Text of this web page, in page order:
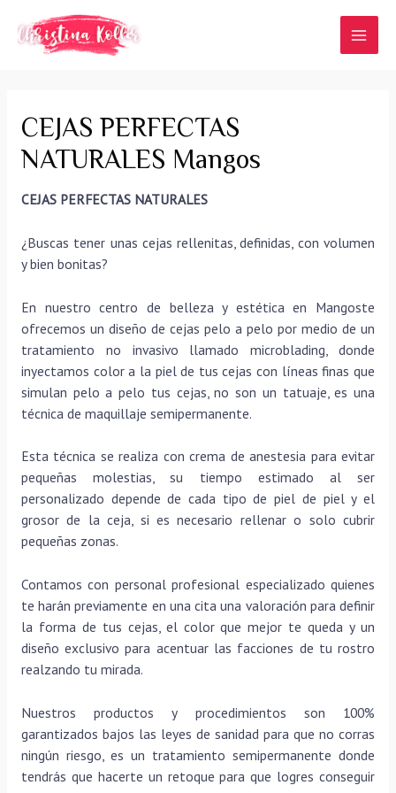
contenido
CEJAS PERFECTAS
NATURALES Mangos
CEJAS PERFECTAS NATURALES
¿Buscas tener unas cejas rellenitas, definidas, con volumen
y bien bonitas?
En nuestro centro de belleza y estética en Mangoste
ofrecemos un diseño de cejas pelo a pelo por medio de un
tratamiento no invasivo llamado microblading, donde
inyectamos color a la piel de tus cejas con líneas finas que
simulan pelo a pelo tus cejas, no son un tatuaje, es una
técnica de maquillaje semipermanente.
Esta técnica se realiza con crema de anestesia para evitar
pequeñas molestias, su tiempo estimado al ser
personalizado depende de cada tipo de piel de piel y el
grosor de la ceja, si es necesario rellenar o solo cubrir
pequeñas zonas.
Contamos con personal profesional especializado quienes
te harán previamente en una cita una valoración para definir
la forma de tus cejas, el color que mejor te queda y un
diseño exclusivo para acentuar las facciones de tu rostro
realzando tu mirada.
Nuestros productos y procedimientos son 100%
garantizados bajos las leyes de sanidad para que no corras
ningún riesgo, es un tratamiento semipermanente donde
tendrás que hacerte un retoque para que logres conseguir